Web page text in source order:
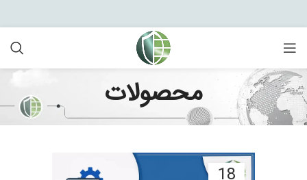
محصولات